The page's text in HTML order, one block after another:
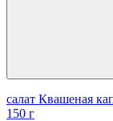
салат Квашеная
150 г